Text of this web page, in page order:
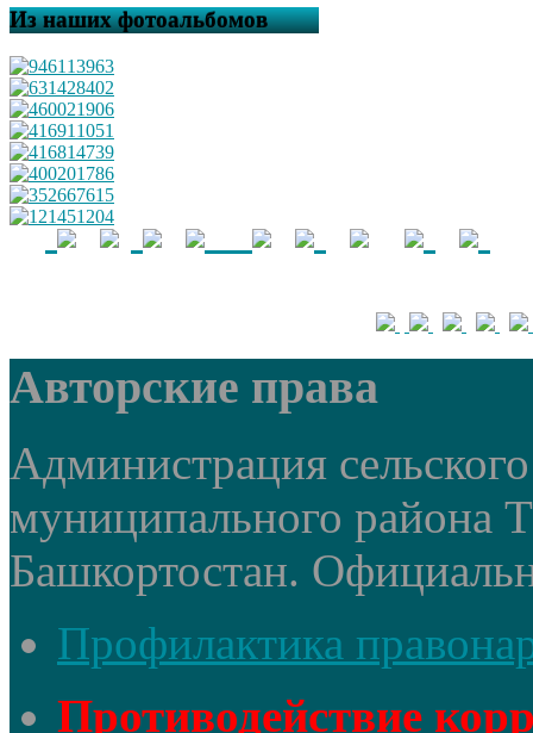
Из наших фотоальбомов
Авторские права
Администрация
муниципального района
Башкортостан.
Профилактика
Противодействие